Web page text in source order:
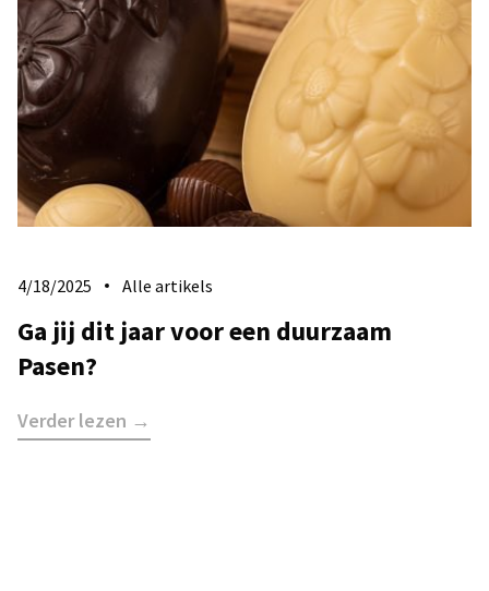
4/18/2025 Alle artikels
Ga jij dit jaar voor een duurzaam
Pasen?
Verder lezen →